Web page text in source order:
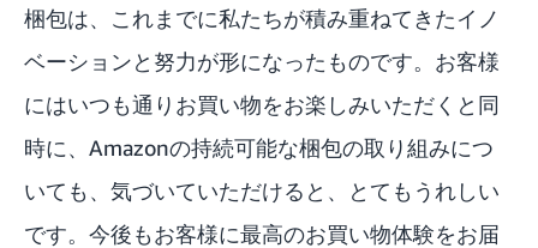
梱包は、これまでに私たちが積み重ねてきたイノ
ベーションと努力が形になったものです。お客様
にはいつも通りお買い物をお楽しみいただくと同
時に、Amazonの持続可能な梱包の取り組みにつ
いても、気づいていただけると、とてもうれしい
です。今後もお客様に最高のお買い物体験をお届